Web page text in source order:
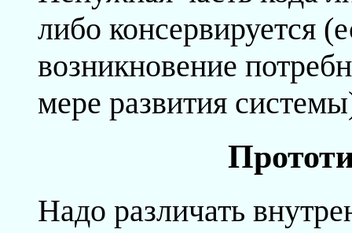
либо консервируется
возникновение
мере развития
Надо различать